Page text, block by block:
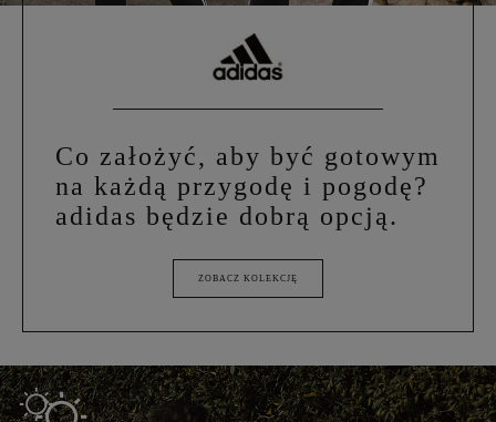
Co założyć, aby być gotowym
na każdą przygodę i pogodę?
adidas będzie dobrą opcją.
ZOBACZ KOLEKCJĘ